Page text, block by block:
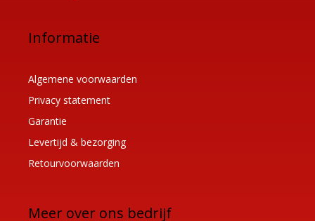
Informatie
Algemene voorwaarden
Privacy statement
Garantie
Levertijd & bezorging
Retourvoorwaarden
Meer over ons bedrijf